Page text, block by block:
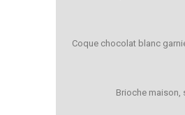
Coque chocolat blanc
Brioche maison,